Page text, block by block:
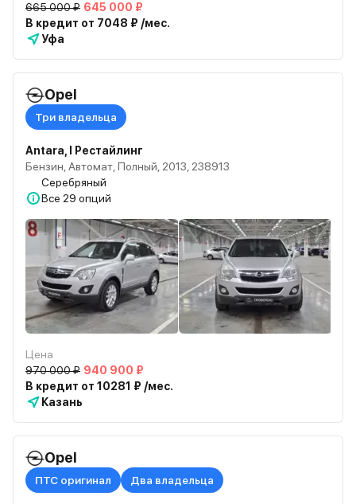
665 000 ₽ 645 000 ₽
В кредит от 7048 ₽ /мес.
Уфа
Opel
Три владельца
Antara, I Рестайлинг
Бензин, Автомат, Полный, 2013, 238913
Серебряный
Все 29 опций
Цена
970 000 ₽ 940 900 ₽
В кредит от 10281 ₽ /мес.
Казань
Opel
ПТС оригинал Два владельца